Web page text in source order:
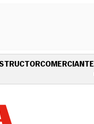
COMERCIANTE